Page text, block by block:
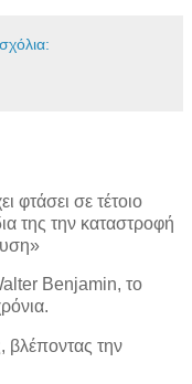
φτάσει σε τέτοιο
της την καταστροφή
Benjamin, το
βλέποντας την